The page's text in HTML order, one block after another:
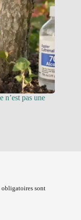
n’est pas une
obligatoires sont